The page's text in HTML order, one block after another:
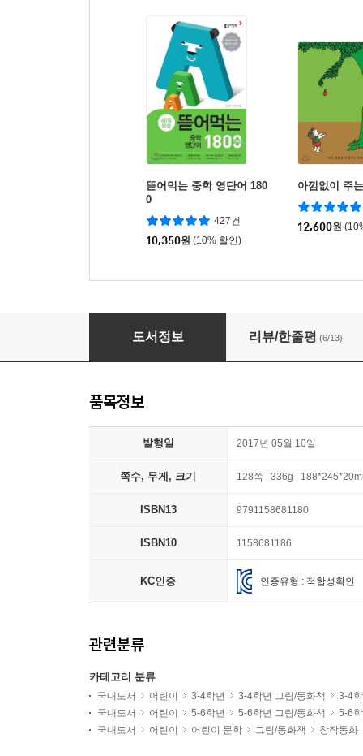
뜯어먹는 중학 영단어 180
0
427건
10,350원 (10% 할인)
아낌없이 주
12,600원
빙글빙글 요요 스쿨
도서정보 리뷰/한줄평 (6/13)
품목정보
발행일 2017년 05월 10일
쪽수, 무게, 크기 128쪽 | 336g |
ISBN13 9791158681180
ISBN10 1158681186
KC인증 인증유형 : 적합성확인
관련분류
카테고리 분류
국내도서 어린이 3-4학년 3-4학년 그림/동화책
3-4
국내도서
어린이 5-6학년 5-6학년 그림/동화책
5-6
국내도서
어린이 어린이 문학 그림/동화책 창작동화